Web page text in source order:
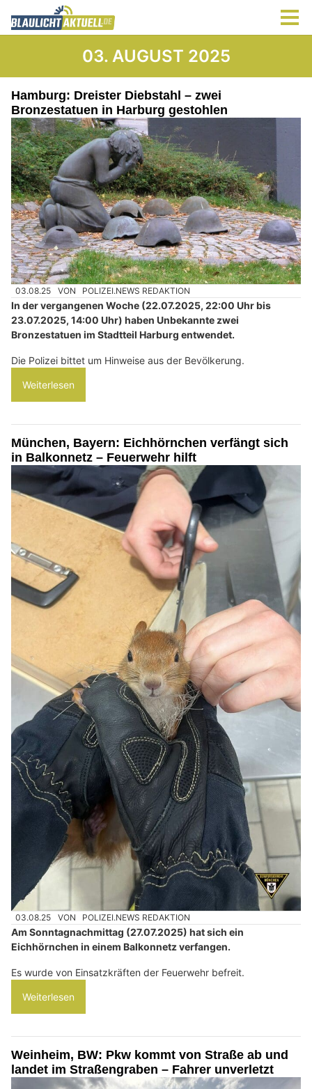
03. AUGUST 2025
Hamburg: Dreister Diebstahl – zwei
Bronzestatuen in Harburg gestohlen
03.08.25 VON POLIZEI.NEWS REDAKTION
In der vergangenen Woche (22.07.2025, 22:00 Uhr bis
23.07.2025, 14:00 Uhr) haben Unbekannte zwei
Bronzestatuen im Stadtteil Harburg entwendet.
Die Polizei bittet um Hinweise aus der Bevölkerung.
Weiterlesen
München, Bayern: Eichhörnchen verfängt sich
in Balkonnetz – Feuerwehr hilft
03.08.25 VON POLIZEI.NEWS REDAKTION
Am Sonntagnachmittag (27.07.2025) hat sich ein
Eichhörnchen in einem Balkonnetz verfangen.
Es wurde von Einsatzkräften der Feuerwehr befreit.
Weiterlesen
Weinheim, BW: Pkw kommt von Straße ab und
landet im Straßengraben – Fahrer unverletzt